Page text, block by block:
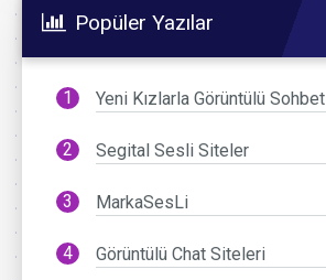
Popüler Yazılar
Yeni Kızlarla Görüntülü Sohbet
Segital Sesli Siteler
MarkaSesLi
Görüntülü Chat Siteleri